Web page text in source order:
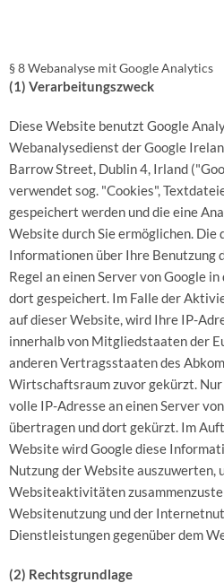
§ 8 Webanalyse mit Google Analytics
(1) Verarbeitungszweck
Diese Website benutzt Google
Webanalysedienst der Google
Barrow Street, Dublin 4, Irland
verwendet sog. "Cookies",
gespeichert werden und die eine
Website durch Sie ermöglichen. Die
Informationen über Ihre Benutzung
Regel an einen Server von Google
dort gespeichert. Im Falle der
auf dieser Website, wird Ihre IP-
innerhalb von Mitgliedstaaten der
anderen Vertragsstaaten des
Wirtschaftsraum zuvor gekürzt.
volle IP-Adresse an einen Server
übertragen und dort gekürzt. Im
Website wird Google diese
Nutzung der Website auszuwerten,
Websiteaktivitäten
Websitenutzung und der
Dienstleistungen gegenüber dem
(2) Rechtsgrundlage